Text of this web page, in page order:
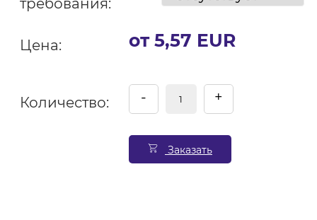
требования:
Цена: от 5,57 EUR
Количество: - +
Заказать